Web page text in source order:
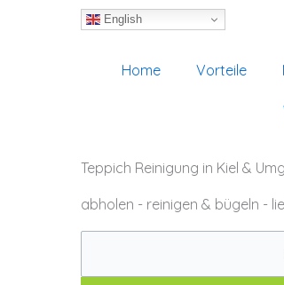
English
Home Vorteile
Teppich Reinigung in Kiel &
abholen - reinigen & bügeln -